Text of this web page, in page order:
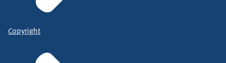
Copyright